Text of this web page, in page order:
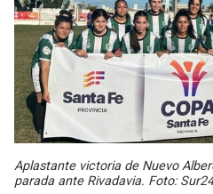
Aplastante victoria de Nuevo
parada ante Rivadavia. Foto: